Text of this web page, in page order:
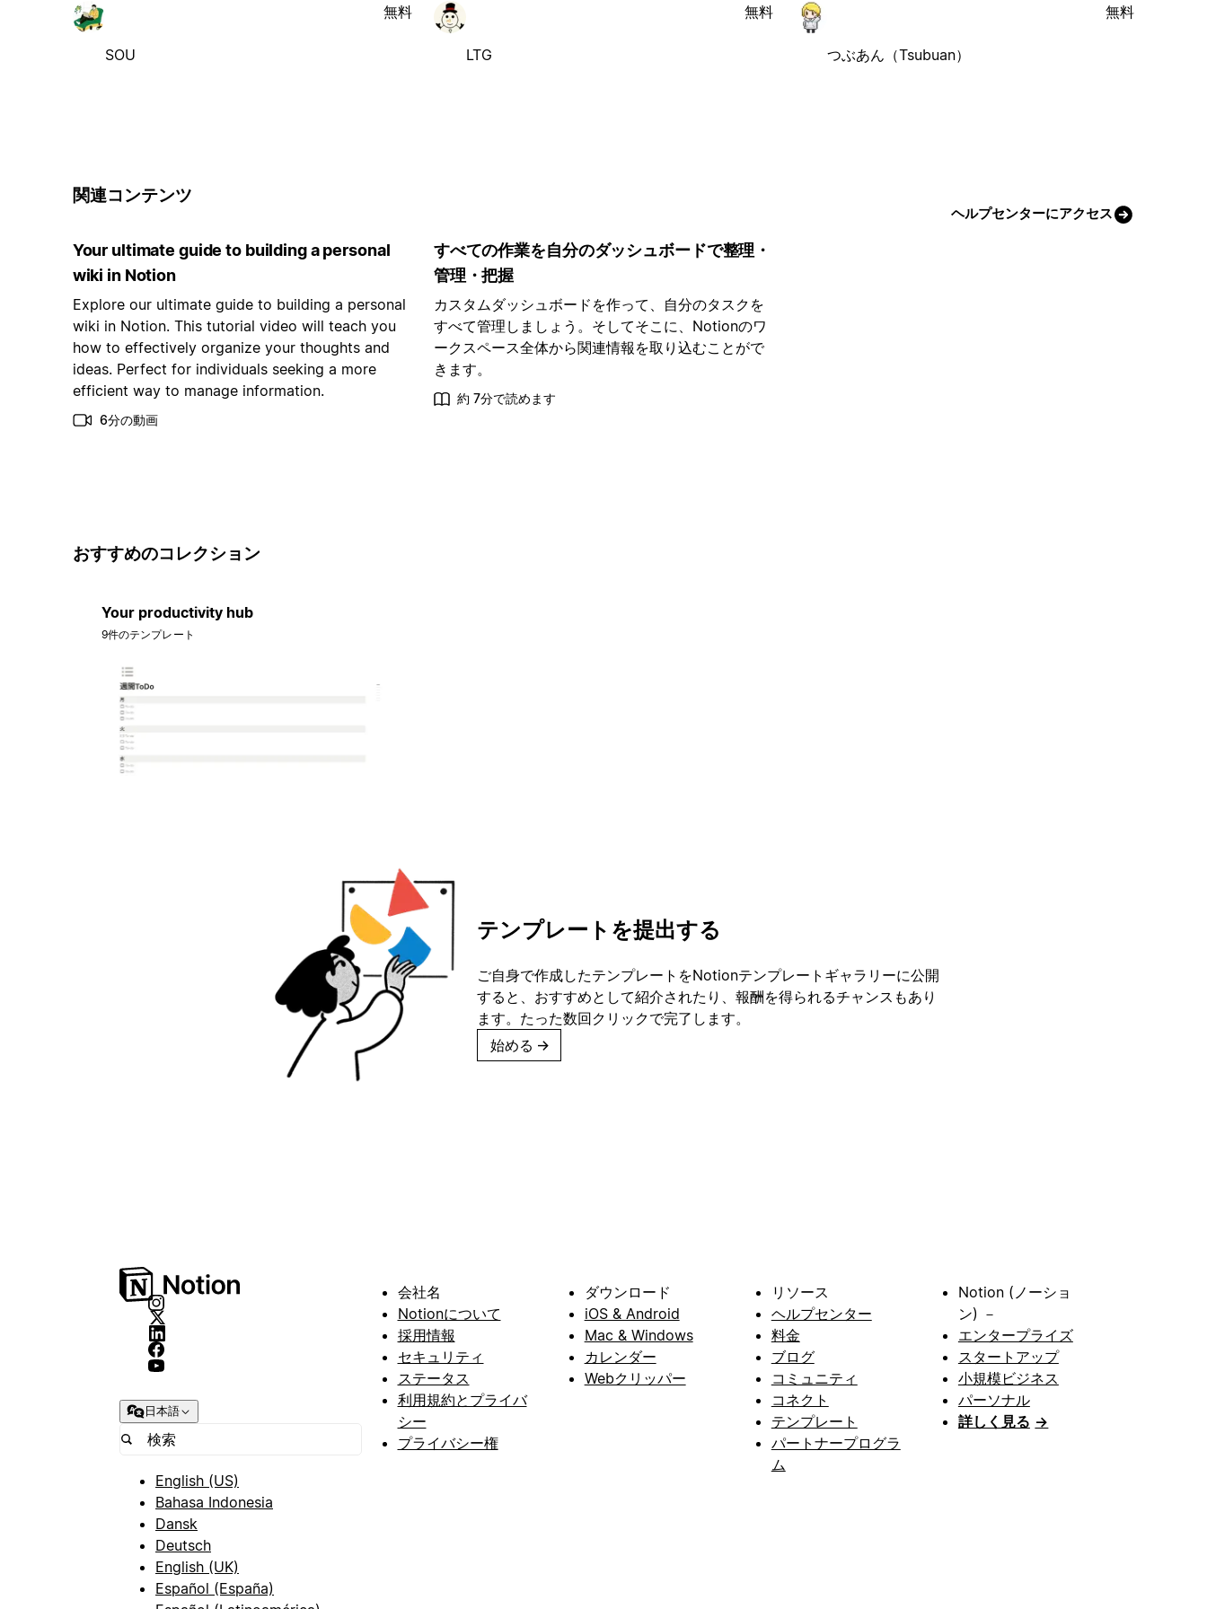
SOU
無料
LTG
無料
つぶあん（Tsubuan）
無料
関連コンテンツ
ヘルプセンターにアクセス
Your ultimate guide to building a personal
wiki in Notion
Explore our ultimate guide to building a personal
wiki in Notion. This tutorial video will teach you
how to effectively organize your thoughts and
ideas. Perfect for individuals seeking a more
efficient way to manage information.
6分の動画
すべての作業を自分のダッシュボードで整理・
管理・把握
カスタムダッシュボードを作って、自分のタスクを
すべて管理しましょう。そしてそこに、Notionのワ
ークスペース全体から関連情報を取り込むことがで
きます。
約 7分で読めます
おすすめのコレクション
Your productivity hub
9件のテンプレート
テンプレートを提出する
ご自身で作成したテンプレートをNotionテンプレートギャラリーに公開
すると、おすすめとして紹介されたり、報酬を得られるチャンスもあり
ます。たった数回クリックで完了します。
始める →
日本語
English (US)
Bahasa Indonesia
Dansk
Deutsch
English (UK)
Español (España)
会社名
Notionについて
採用情報
セキュリティ
ステータス
利用規約とプライバ
シー
プライバシー権
ダウンロード
iOS & Android
Mac & Windows
カレンダー
Webクリッパー
リソース
ヘルプセンター
料金
ブログ
コミュニティ
コネクト
テンプレート
パートナープログラ
ム
Notion (ノーショ
ン) －
エンタープライズ
スタートアップ
小規模ビジネス
パーソナル
詳しく見る →